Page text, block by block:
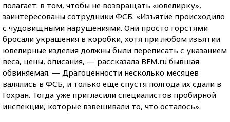
полагает: в том, чтобы не возвращать «ювелирку»,
заинтересованы сотрудники ФСБ. «Изъятие происходило
с чудовищными нарушениями. Они просто горстями
бросали украшения в коробки, хотя при любом изъятии
ювелирные изделия должны были переписать с указанием
веса, цены, описания, — рассказала BFM.ru бывшая
обвиняемая. — Драгоценности несколько месяцев
валялись в ФСБ, и только еще спустя полгода их сдали в
Гохран. Тогда уже пригласили специалистов пробирной
инспекции, которые взвешивали то, что осталось».